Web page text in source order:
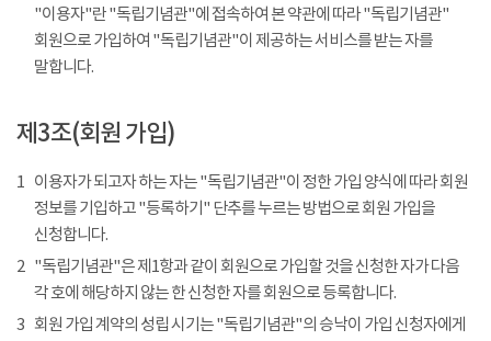
"이용자"란 "독립기념관"에 접속하여 본 약관에 따라 "독립기념관"
회원으로 가입하여 "독립기념관"이 제공하는 서비스를 받는 자를
말합니다.
제3조(회원 가입)
1 이용자가 되고자 하는 자는 "독립기념관"이 정한 가입 양식에 따라 회원
정보를 기입하고 "등록하기" 단추를 누르는 방법으로 회원 가입을
신청합니다.
2 "독립기념관"은 제1항과 같이 회원으로 가입할 것을 신청한 자가 다음
각 호에 해당하지 않는 한 신청한 자를 회원으로 등록합니다.
3 회원 가입 계약의 성립 시기는 "독립기념관"의 승낙이 가입 신청자에게